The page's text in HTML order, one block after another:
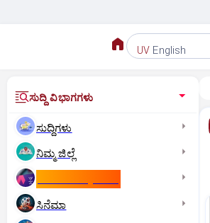
UV English
ಸುದ್ದಿ ವಿಭಾಗಗಳು
ಸುದ್ದಿಗಳು
ನಿಮ್ಮ ಜಿಲ್ಲೆ
ಸಿನೆಮಾ